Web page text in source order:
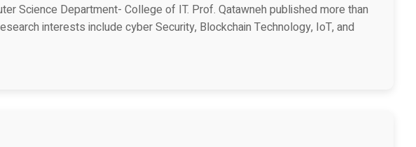
Science Department- College of IT. Prof. Qatawneh published more than
interests include cyber Security, Blockchain Technology, IoT, and